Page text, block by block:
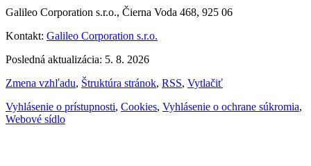
Galileo Corporation s.r.o., Čierna Voda 468, 925 06
Kontakt: Galileo Corporation s.r.o.
Posledná aktualizácia: 5. 8. 2026
Zmena vzhľadu, Štruktúra stránok, RSS, Vytlačiť
Vyhlásenie o prístupnosti, Cookies, Vyhlásenie o ochrane súkromia,
Webové sídlo